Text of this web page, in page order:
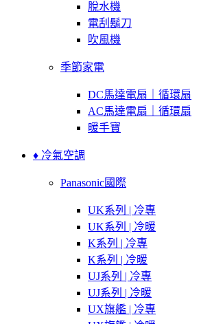
脫水機
電刮鬍刀
吹風機
季節家電
DC馬達電扇｜循環扇
AC馬達電扇｜循環扇
暖手寶
♦ 冷氣空調
Panasonic國際
UK系列 | 冷專
UK系列 | 冷暖
K系列 | 冷專
K系列 | 冷暖
UJ系列 | 冷專
UJ系列 | 冷暖
UX旗艦 | 冷專